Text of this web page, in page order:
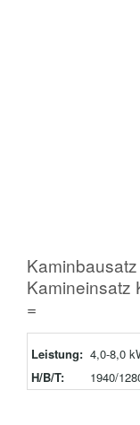
Kamineinsatz
=
Leistung: 4,0-8,0
H/B/T:
1940/